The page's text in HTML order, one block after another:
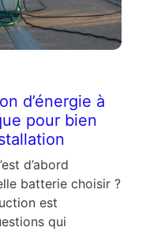
d’énergie à
pour bien
d’abord
batterie choisir ?
est
qui